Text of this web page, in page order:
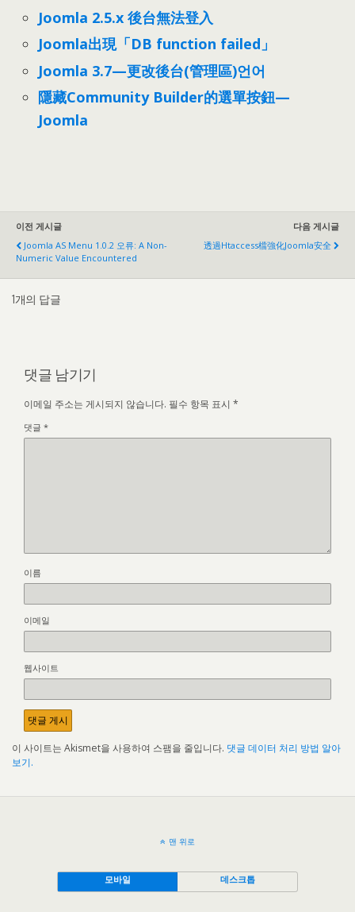
Joomla 2.5.x 後台無法登入
Joomla出現「DB function failed」
Joomla 3.7—更改後台(管理區)언어
隱藏Community Builder的選單按鈕—
Joomla
이전 게시글
Joomla AS Menu 1.0.2 오류: A Non-
Numeric Value Encountered
다음 게시글
透過htaccess檔強化Joomla安全
1개의 답글
댓글 남기기
이메일 주소는 게시되지 않습니다. 필수 항목 표시 *
댓글 *
이름
이메일
웹사이트
이 사이트는 Akismet을 사용하여 스팸을 줄입니다. 댓글 데이터 처리 방법 알아
보기.
맨 위로
모바일 데스크톱